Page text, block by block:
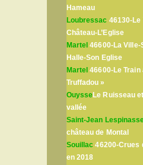
Hameau
Loubressac 46130-Le
Château-L’Eglise
Martel 46600-La Ville-
Halle-Son Eglise
Martel 46600-Le Train
Truffadou »
OuysseLe Ruisseau
vallée
Saint-Jean
château de Montal
Souillac 46200-Crues
en 2018